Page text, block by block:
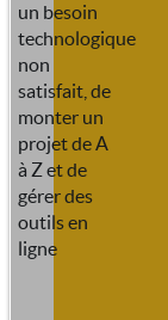
un besoin
technologique
non
satisfait, de
monter un
projet de A
à Z et de
gérer des
outils en
ligne